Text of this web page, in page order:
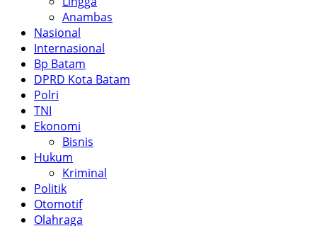
Anambas
Nasional
Internasional
Bp Batam
DPRD Kota Batam
Polri
TNI
Ekonomi
Bisnis
Hukum
Kriminal
Politik
Otomotif
Olahraga